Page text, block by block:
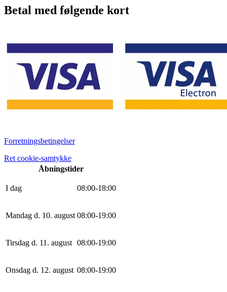
Betal med følgende kort
Forretningsbetingelser
Ret cookie-samtykke
Åbningstider
I dag 08:00-18:00
Mandag d. 10. august 08:00-19:00
Tirsdag d. 11. august 08:00-19:00
Onsdag d. 12. august 08:00-19:00